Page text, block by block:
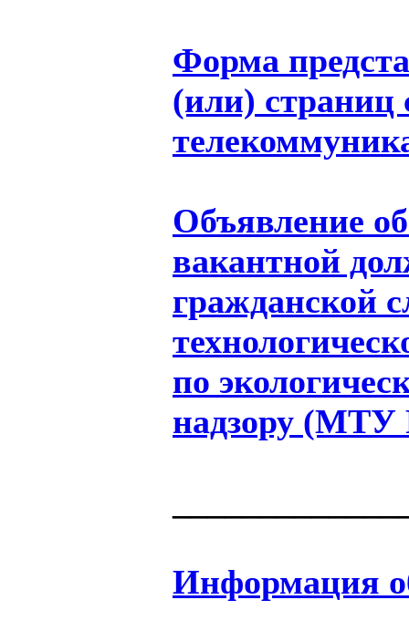
Форма
(или) страниц
Объявление
вакантной
гражданской
по
надзору (МТУ
Информация